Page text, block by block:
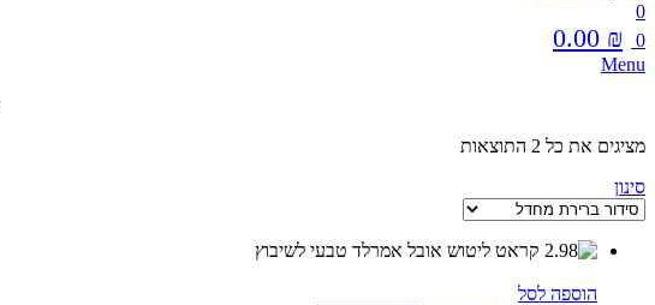
0
0
0.00 ₪
Menu
מציגים את כל ⁦2⁩ התוצאות
סינון
הוספה לסל